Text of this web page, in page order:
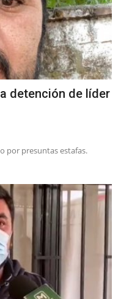
detención de líder
por presuntas estafas.